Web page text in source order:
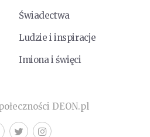
Świadectwa
Ludzie i inspiracje
Imiona i święci
DEON.pl